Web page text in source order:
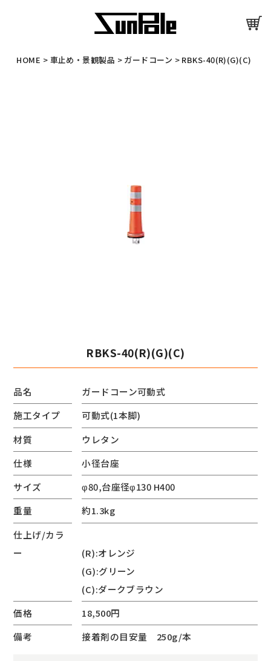
HOME > 車止め・景観製品 > ガードコーン > RBKS-40(R)(G)(C)
RBKS-40(R)(G)(C)
品名
ガードコーン可動式
施工タイプ
可動式(1本脚)
材質
ウレタン
仕様
小径台座
サイズ
φ80,台座径φ130 H400
重量
約1.3kg
仕上げ/カラ
ー
(R):オレンジ
(G):グリーン
(C):ダークブラウン
価格
18,500円
備考
接着剤の目安量 250g/本